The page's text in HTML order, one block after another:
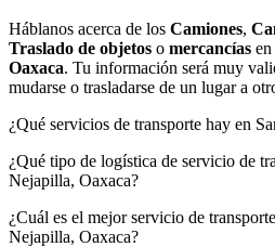
Háblanos acerca de los Camiones,
Traslado de objetos o mercancías en
Oaxaca. Tu información será muy
mudarse o trasladarse de un lugar a
¿Qué servicios de transporte hay en
¿Qué tipo de logística de servicio de
Nejapilla, Oaxaca?
¿Cuál es el mejor servicio de
Nejapilla, Oaxaca?